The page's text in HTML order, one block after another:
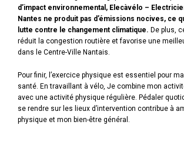
d’impact environnemental, Elecàvélo –
Nantes ne produit pas d’émissions nocives, ce
lutte contre le changement climatique. De plus,
réduit la congestion routière et favorise une
dans le Centre-Ville Nantais.
Pour finir, l’exercice physique est essentiel pour
santé. En travaillant à vélo, Je combine mon
avec une activité physique régulière. Pédaler
se rendre sur les lieux d’intervention contribue à
physique et mon bien-être général.